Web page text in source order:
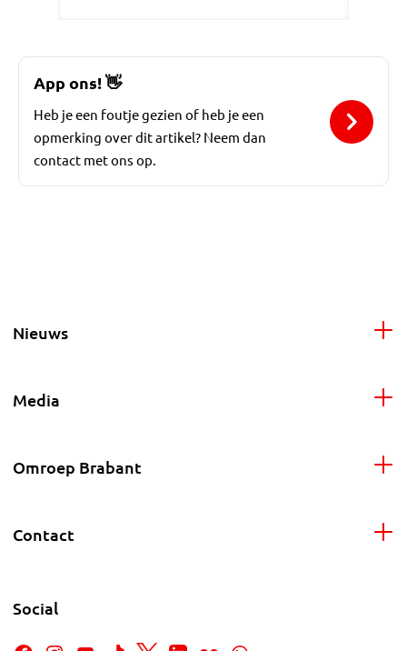
App ons!👋
Heb je een foutje gezien of heb je een
opmerking over dit artikel? Neem dan
contact met ons op.
Nieuws
Media
Omroep Brabant
Contact
Social